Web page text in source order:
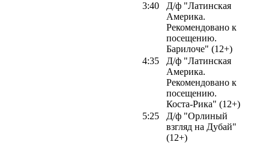
3:40
Д/ф "Латинская
Америка.
Рекомендовано к
посещению.
Барилоче" (12+)
4:35
Д/ф "Латинская
Америка.
Рекомендовано к
посещению.
Коста-Рика" (12+)
5:25
Д/ф "Орлиный
взгляд на Дубай"
(12+)